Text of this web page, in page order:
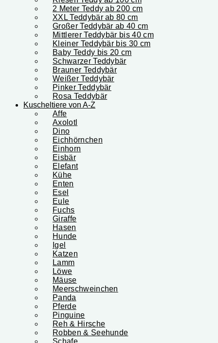
2 Meter Teddy ab 200 cm
XXL Teddybär ab 80 cm
Großer Teddybär ab 40 cm
Mittlerer Teddybär bis 40 cm
Kleiner Teddybär bis 30 cm
Baby Teddy bis 20 cm
Schwarzer Teddybär
Brauner Teddybär
Weißer Teddybär
Pinker Teddybär
Rosa Teddybär
Kuscheltiere von A-Z
Affe
Axolotl
Dino
Eichhörnchen
Einhorn
Eisbär
Elefant
Kühe
Enten
Esel
Eule
Fuchs
Giraffe
Hasen
Hunde
Igel
Katzen
Lamm
Löwe
Mäuse
Meerschweinchen
Panda
Pferde
Pinguine
Reh & Hirsche
Robben & Seehunde
Schafe